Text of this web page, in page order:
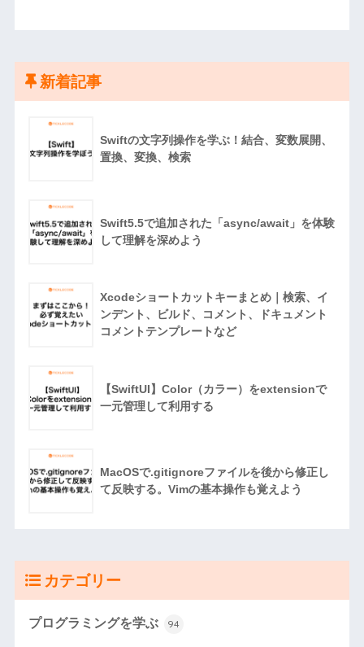
新着記事
Swiftの文字列操作を学ぶ！結合、変数展開、
置換、変換、検索
Swift5.5で追加された「async/await」を体験
して理解を深めよう
Xcodeショートカットキーまとめ｜検索、イ
ンデント、ビルド、コメント、ドキュメント
コメントテンプレートなど
【SwiftUI】Color（カラー）をextensionで
一元管理して利用する
MacOSで.gitignoreファイルを後から修正し
て反映する。Vimの基本操作も覚えよう
カテゴリー
プログラミングを学ぶ 94